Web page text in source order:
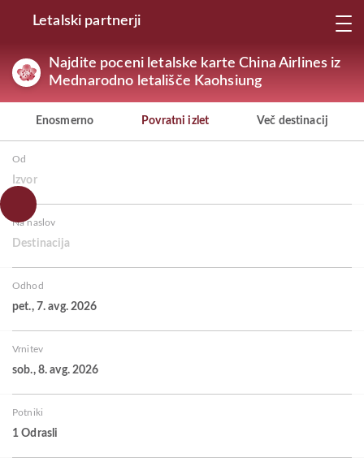
Letalski partnerji
Najdite poceni letalske karte China Airlines iz
Mednarodno letališče Kaohsiung
Enosmerno Povratni izlet Več destinacij
Od
Izvor
Na naslov
Destinacija
Odhod
pet., 7. avg. 2026
Vrnitev
sob., 8. avg. 2026
Potniki
1 Odrasli